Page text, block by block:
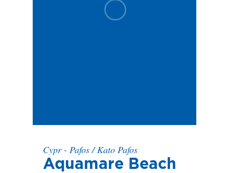
Cypr - Pafos/Kato Pafos
Aquamare Beach